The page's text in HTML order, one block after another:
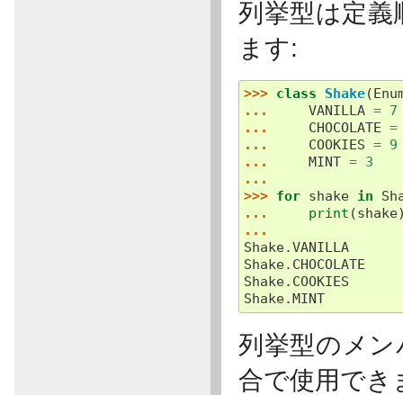
列挙型は定
ます:
>>> class Shake(
...
VANILLA = 7
...
CHOCOLATE =
...
COOKIES = 9
...
MINT = 3
...
>>> for shake in
...
print (shake
...
Shake.VANILLA
Shake.CHOCOLATE
Shake.COOKIES
Shake.MINT
列挙型のメ
合で使用でき